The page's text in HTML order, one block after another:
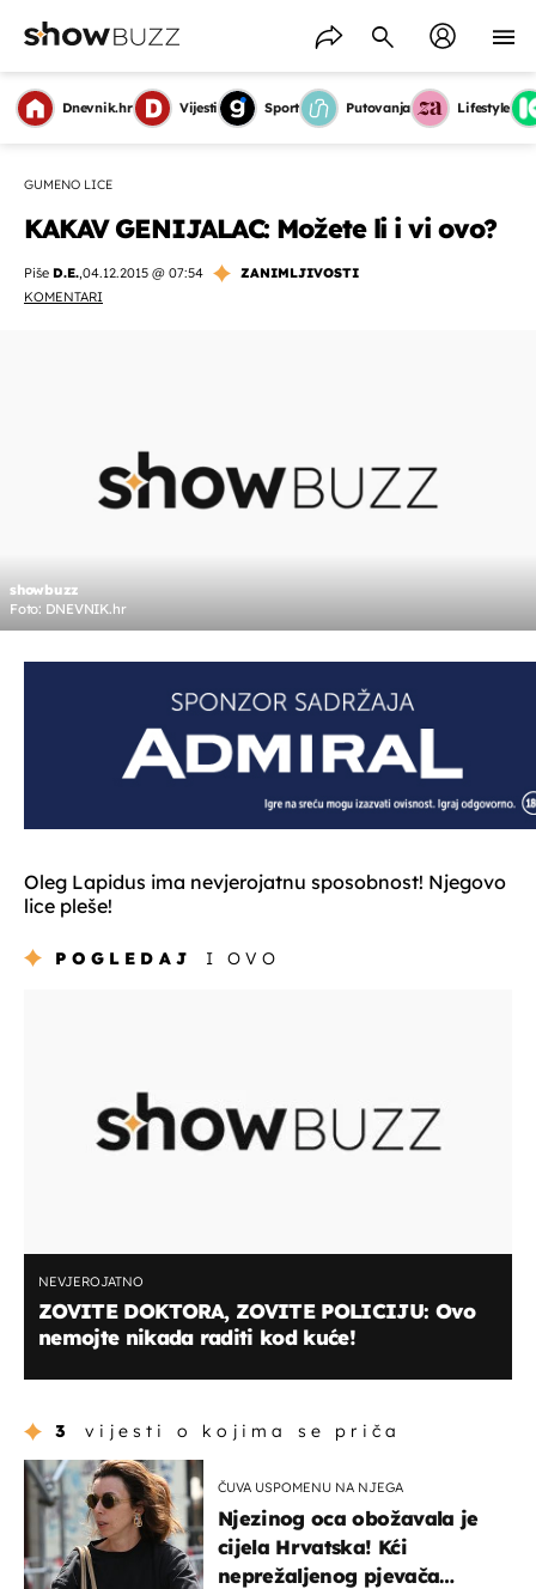
Dnevnik.hr Vijesti Sport Putovanja Lifestyle
GUMENO LICE
KAKAV GENIJALAC: Možete li i vi ovo?
Piše D.E.,04.12.2015 @ 07:54
ZANIMLJIVOSTI
KOMENTARI
showbuzz
Foto: DNEVNIK.hr
Oleg Lapidus ima nevjerojatnu sposobnost! Njegovo
lice pleše!
POGLEDAJ I OVO
NEVJEROJATNO
ZOVITE DOKTORA, ZOVITE POLICIJU: Ovo
nemojte nikada raditi kod kuće!
3 vijesti o kojima se priča
ČUVA USPOMENU NA NJEGA
Njezinog oca obožavala je
cijela Hrvatska! Kći
neprežaljenog pjevača
OMOGUĆI OBAVIJESTI